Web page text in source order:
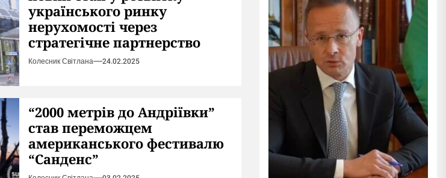
українського ринку
нерухомості через
стратегічне партнерство
Колесник Світлана 24.02.2025
“2000 метрів до Андріївки”
став переможцем
американського фестивалю
“Санденс”